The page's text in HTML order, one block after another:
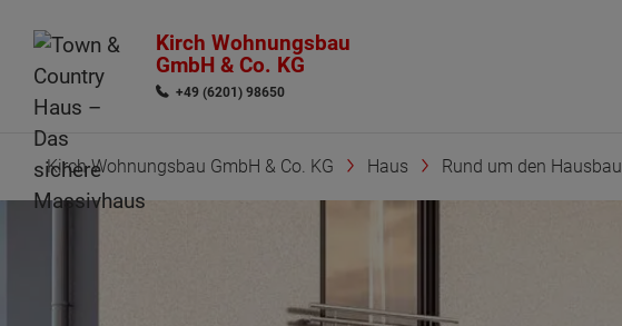
Kirch Wohnungsbau
GmbH & Co. KG
+49 (6201) 98650
Kirch Wohnungsbau GmbH & Co. KG Haus Rund um den Hausbau